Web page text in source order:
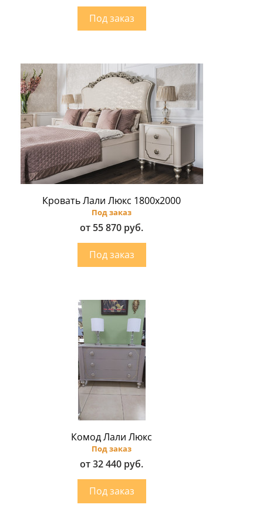
Кровать Лали Люкс 1800х2000
Под заказ
от 55 870 руб.
Комод Лали Люкс
Под заказ
от 32 440 руб.